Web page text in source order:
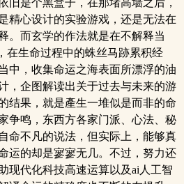
旧是个黑盒子，在那堵高墙之后，
精心设计的实验游戏，还是无法在
。而玄学的作法就是在不解释当
在生命过程中的蛛丝马跡累积经
中，收集命运之海表面所漂浮的油
，企图解读出关于过去与未来的游
结果，就是產生一堆似是而非的命
争鸣，东西方各家门派、心法、秘
命不凡的说法，但实际上，能够真
运的却是寥寥无几。不过，努力还
现代化科技高速运算以及ai人工智